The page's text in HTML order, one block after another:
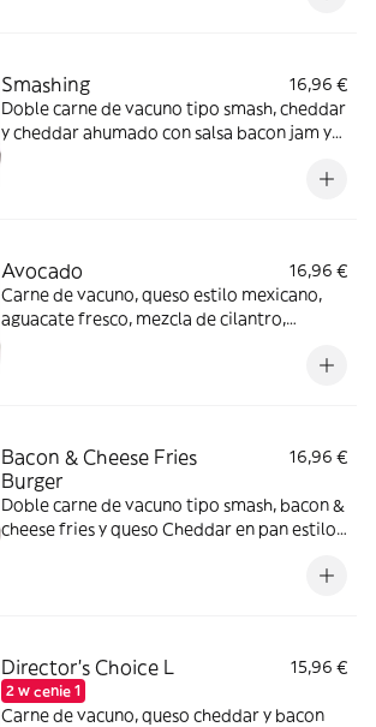
Smashing
16,96 €
Doble carne de vacuno tipo smash, cheddar
y cheddar ahumado con salsa bacon jam y
Avocado
16,96 €
Carne de vacuno, queso estilo mexicano,
aguacate fresco, mezcla de cilantro,
Bacon & Cheese Fries
Burger
16,96 €
Doble carne de vacuno tipo smash, bacon &
cheese fries y queso Cheddar en pan estilo
Director's Choice L
2 w cenie 1
15,96 €
Carne de vacuno, queso cheddar y bacon